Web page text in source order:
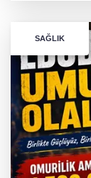
SAĞLIK